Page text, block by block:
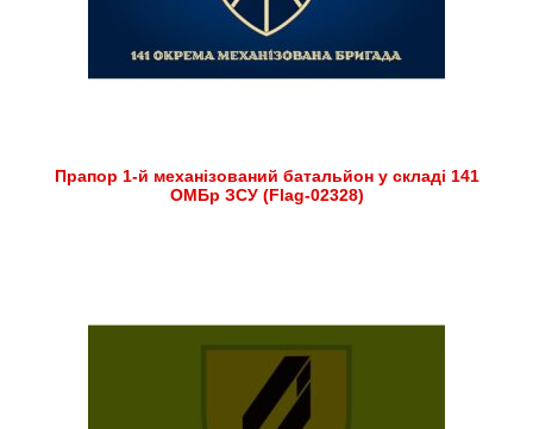
Прапор 1-й механізований батальйон у складі 141
ОМБр ЗСУ (Flag-02328)